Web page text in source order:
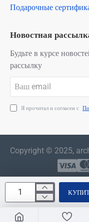
Подарочные
Новостная
Будьте в курсе
рассылку
email
Я прочитал и согласен с
Copyright © 2025,